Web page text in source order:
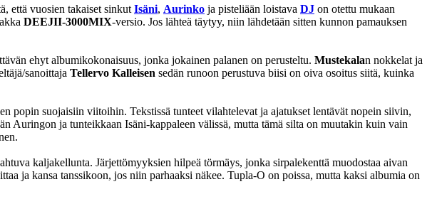
että vuosien takaiset sinkut Isäni, Aurinko ja pisteliään loistava DJ on otettu mukaan
DEEJII-3000MIX-versio. Jos lähteä täytyy, niin lähdetään sitten kunnon pamauksen
ehyt albumikokonaisuus, jonka jokainen palanen on perusteltu. Mustekalan nokkelat ja
sanoittaja Tellervo Kalleisen sedän runoon perustuva biisi on oiva osoitus siitä, kuinka
popin suojaisiin viitoihin. Tekstissä tunteet vilahtelevat ja ajatukset lentävät nopein siivin,
Auringon ja tunteikkaan Isäni-kappaleen välissä, mutta tämä silta on muutakin kuin vain
kaljakellunta. Järjettömyyksien hilpeä törmäys, jonka sirpalekenttä muodostaa aivan
ja kansa tanssikoon, jos niin parhaaksi näkee. Tupla-O on poissa, mutta kaksi albumia on